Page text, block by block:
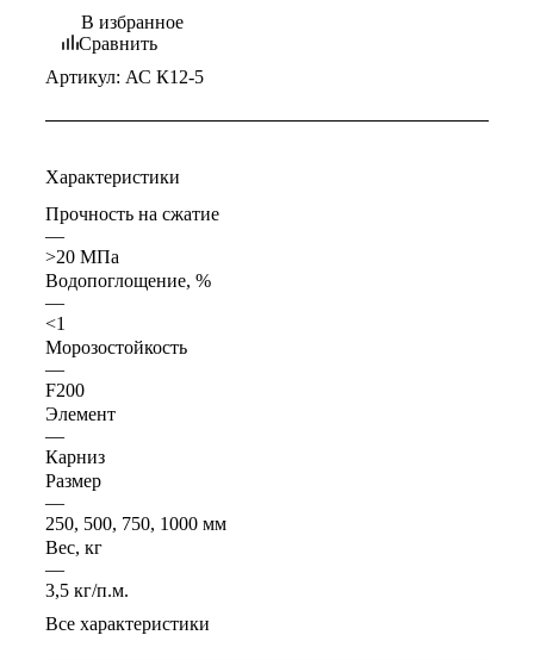
В избранное
Сравнить
Артикул: АС К12-5
Характеристики
Прочность на сжатие
—
>20 МПа
Водопоглощение, %
—
<1
Морозостойкость
—
F200
Элемент
—
Карниз
Размер
—
250, 500, 750, 1000 мм
Вес, кг
—
3,5 кг/п.м.
Все характеристики